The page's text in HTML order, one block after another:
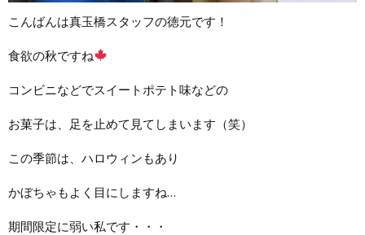
こんばんは真玉橋スタッフの徳元です！
食欲の秋ですね
コンビニなどでスイートポテト味などの
お菓子は、足を止めて見てしまいます（笑）
この季節は、ハロウィンもあり
かぼちゃもよく目にしますね…
期間限定に弱い私です・・・